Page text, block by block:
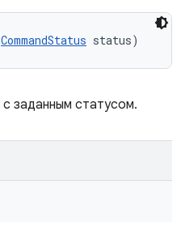
CommandStatus status)
с заданным статусом.